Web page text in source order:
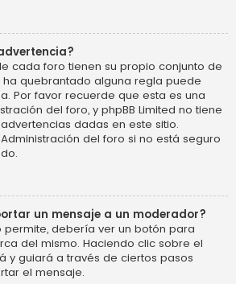
cada foro tienen su propio conjunto de
ha quebrantado alguna regla puede
Por favor recuerde que esta es una
del foro, y phpBB Limited no tiene
dadas en este sitio.
del foro si no está seguro
un mensaje a un moderador?
permite, debería ver un botón para
del mismo. Haciendo clic sobre el
y guiará a través de ciertos pasos
el mensaje.